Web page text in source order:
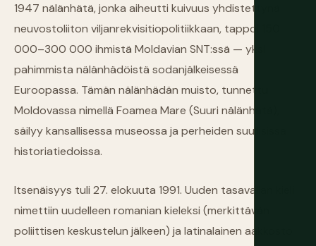
1947 nälänhätä, jonka aiheutti kuivuus yhdistettynä
neuvostoliiton viljanrekvisitiopolitiikkaan, tappoi 150
000–300 000 ihmistä Moldavian SNT:ssä — yksi
pahimmista nälänhädöistä sodanjälkeisessä
Euroopassa. Tämän nälänhädän muisto, tunnettu
Moldovassa nimellä Foamea Mare (Suuri nälänhätä),
säilyy kansallisessa museossa ja perheiden suullisissa
historiatiedoissa.
Itsenäisyys tuli 27. elokuuta 1991. Uuden tasavallan kieli
nimettiin uudelleen romanian kieleksi (merkittävän
poliittisen keskustelun jälkeen) ja latinalainen aakkosto